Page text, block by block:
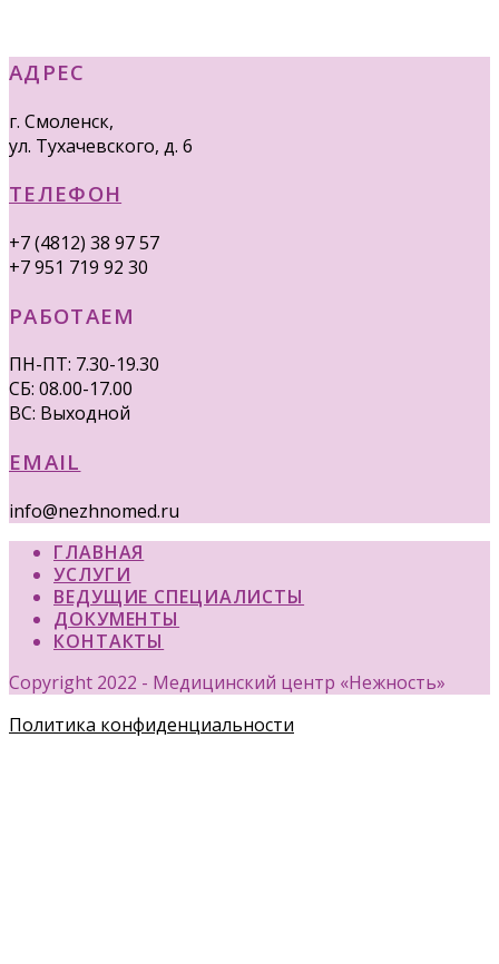
АДРЕС
г. Смоленск,
ул. Тухачевского, д. 6
ТЕЛЕФОН
+7 (4812) 38 97 57
+7 951 719 92 30
РАБОТАЕМ
ПН-ПТ: 7.30-19.30
СБ: 08.00-17.00
ВС: Выходной
EMAIL
info@nezhnomed.ru
ГЛАВНАЯ
УСЛУГИ
ВЕДУЩИЕ СПЕЦИАЛИСТЫ
ДОКУМЕНТЫ
КОНТАКТЫ
Copyright 2022 - Медицинский центр «Нежность»
Политика конфиденциальности